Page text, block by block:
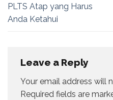
PLTS Atap yang Harus
Anda Ketahui
Leave a Reply
Your email address will
Required fields are